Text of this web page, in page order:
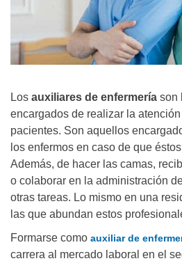
Los auxiliares de enfermería son
encargados de realizar la
pacientes. Son aquellos
los enfermos en caso de que
Además, de hacer las camas,
o colaborar en la administración
otras tareas. Lo mismo en una
las que abundan estos
Formarse como auxiliar de
carrera al mercado laboral en el